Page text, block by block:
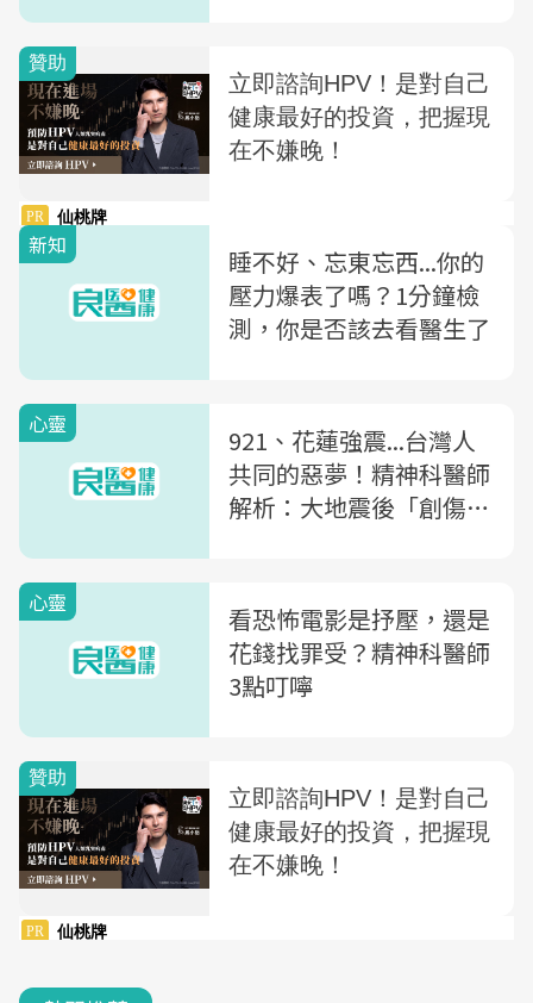
新知
睡不好、忘東忘西...你的
壓力爆表了嗎？1分鐘檢
測，你是否該去看醫生了
心靈
921、花蓮強震...台灣人
共同的惡夢！精神科醫師
解析：大地震後「創傷後
心靈
看恐怖電影是抒壓，還是
花錢找罪受？精神科醫師
3點叮嚀